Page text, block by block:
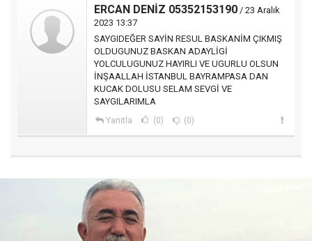
ERCAN DENİZ 05352153190 / 23 Aralık
2023 13:37
SAYGIDEĞER SAYİN RESUL BASKANİM ÇIKMIŞ
OLDUGUNUZ BASKAN ADAYLİGİ
YOLCULUGUNUZ HAYIRLI VE UGURLU OLSUN
İNŞAALLAH İSTANBUL BAYRAMPASA DAN
KUCAK DOLUSU SELAM SEVGİ VE
SAYGILARIMLA
Yanıtla (0) (0)